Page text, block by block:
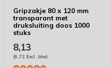
Gripzakje 80 x 120 mm
transparant met
druksluiting doos 1000
stuks
8,13
(6,72 Excl. btw)